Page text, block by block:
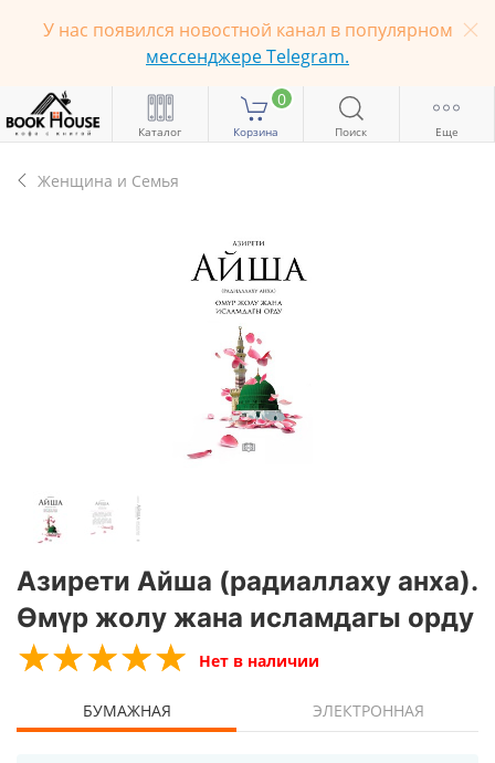
У нас появился новостной канал в популярном
мессенджере Telegram.
Каталог
0
Корзина Поиск Еще
Женщина и Семья
Азирети Айша (радиаллаху анха).
Өмүр жолу жана исламдагы орду
☆☆☆☆☆
★★★★★ Нет в наличии
БУМАЖНАЯ ЭЛЕКТРОННАЯ